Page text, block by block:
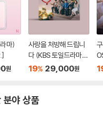
마)
원
사랑을 처방해 드립니
다 (KBS 토일드라마)
OST
19% 29,000원
분야 상품